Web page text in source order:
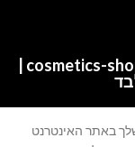
באתר האינטרנט